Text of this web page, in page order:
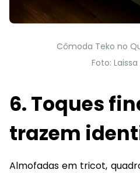
Cômoda Teko no
Foto:
6. Toques
trazem
Almofadas em tricot,